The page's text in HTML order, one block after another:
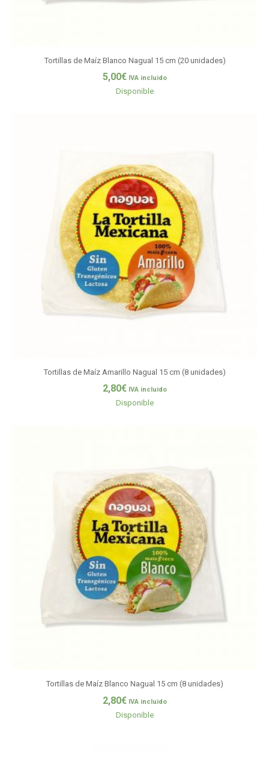
Tortillas de Maíz Blanco Nagual 15 cm (20 unidades)
5,00€ IVA incluido
Disponible
Tortillas de Maíz Amarillo Nagual 15 cm (8 unidades)
2,80€ IVA incluido
Disponible
Tortillas de Maíz Blanco Nagual 15 cm (8 unidades)
2,80€ IVA incluido
Disponible